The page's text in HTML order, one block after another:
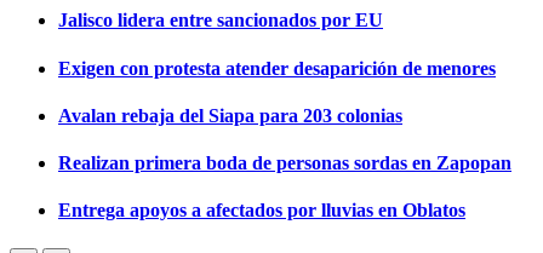
Jalisco lidera entre sancionados por EU
Exigen con protesta atender desaparición de menores
Avalan rebaja del Siapa para 203 colonias
Realizan primera boda de personas sordas en Zapopan
Entrega apoyos a afectados por lluvias en Oblatos